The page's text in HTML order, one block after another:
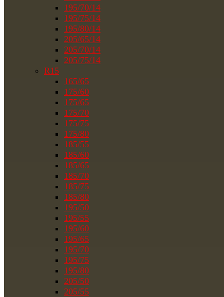
195/70/14
195/75/14
195/80/14
205/65/14
205/70/14
205/75/14
R15
165/65
175/60
175/65
175/70
175/75
175/80
185/55
185/60
185/65
185/70
185/75
185/80
195/50
195/55
195/60
195/65
195/70
195/75
195/80
205/50
205/55